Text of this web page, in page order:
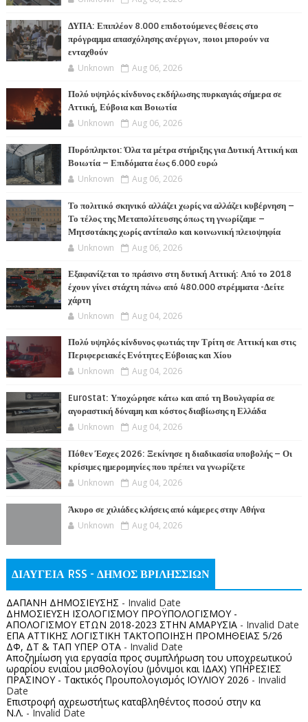
ΔΥΠΑ: Επιπλέον 8.000 επιδοτούμενες θέσεις στο
πρόγραμμα απασχόλησης ανέργων, ποιοι μπορούν να
ενταχθούν
Unknown Aug 06, 2026
Πολύ υψηλός κίνδυνος εκδήλωσης πυρκαγιάς σήμερα σε
Αττική, Εύβοια και Βοιωτία
Unknown Aug 06, 2026
Πυρόπληκτοι: Όλα τα μέτρα στήριξης για Δυτική Αττική και
Βοιωτία – Επιδόματα έως 6.000 ευρώ
Unknown Aug 06, 2026
Το πολιτικό σκηνικό αλλάζει χωρίς να αλλάζει κυβέρνηση –
Το τέλος της Μεταπολίτευσης όπως τη γνωρίζαμε –
Μητσοτάκης χωρίς αντίπαλο και κοινωνική πλειοψηφία
Unknown Aug 06, 2026
Εξαφανίζεται το πράσινο στη δυτική Αττική: Από το 2018
έχουν γίνει στάχτη πάνω από 480.000 στρέμματα -Δείτε
χάρτη
Unknown Aug 04, 2026
Πολύ υψηλός κίνδυνος φωτιάς την Τρίτη σε Αττική και στις
Περιφερειακές Ενότητες Εύβοιας και Χίου
Unknown Aug 04, 2026
Eurostat: Υποχώρησε κάτω και από τη Βουλγαρία σε
αγοραστική δύναμη και κόστος διαβίωσης η Ελλάδα
Unknown Aug 04, 2026
Πόθεν Έσχες 2026: Ξεκίνησε η διαδικασία υποβολής – Οι
κρίσιμες ημερομηνίες που πρέπει να γνωρίζετε
Unknown Aug 04, 2026
Άκυρο σε χιλιάδες κλήσεις από κάμερες στην Αθήνα
Unknown Aug 04, 2026
ΔΙΑΥΓΕΙΑ RSS - ΔΗΜΟΣ ΒΡΙΛΗΣΣΙΩΝ
ΔΑΠΑΝΗ ΔΗΜΟΣΙΕΥΣΗΣ - Invalid Date
ΔΗΜΟΣΙΕΥΣΗ ΙΣΟΛΟΓΙΣΜΟΥ ΠΡΟΫΠΟΛΟΓΙΣΜΟΥ -
ΑΠΟΛΟΓΙΣΜΟΥ ΕΤΩΝ 2018-2023 ΣΤΗΝ ΑΜΑΡΥΣΙΑ- Invalid Date
ΕΠΑ ΑΤΤΙΚΗΣ ΛΟΓΙΣΤΙΚΗ ΤΑΚΤΟΠΟΙΗΣΗ ΠΡΟΜΗΘΕΙΑΣ 5/26
ΔΦ, ΔΤ & ΤΑΠ ΥΠΕΡ ΟΤΑ- Invalid Date
Αποζημίωση για εργασία προς συμπλήρωση του υποχρεωτικού
ωραρίου ενιαίου μισθολογίου (μόνιμοι και ΙΔΑΧ) ΥΠΗΡΕΣΙΕΣ
ΠΡΑΣΙΝΟΥ - Τακτικός Προυπολογισμός ΙΟΥΛΙΟΥ 2026 - Invalid
Date
Επιστροφή αχρεωστήτως καταβληθέντος ποσoύ στην κα
Ν.Λ. - Invalid Date